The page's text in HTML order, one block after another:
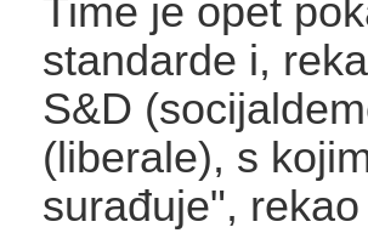
Time je opet
standarde i,
S&D
(liberale), s
surađuje",